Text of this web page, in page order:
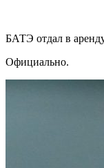
БАТЭ отдал в
Официально.